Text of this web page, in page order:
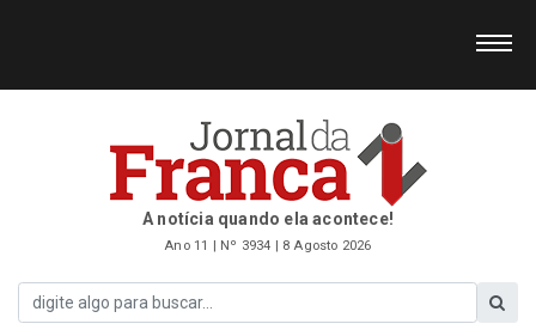
A notícia quando ela acontece!
Ano 11 | Nº 3934 | 8 Agosto 2026